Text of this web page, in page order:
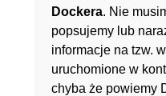
Dockera. Nie
popsujemy lub
informacje na tzw.
uruchomione w
chyba że powiemy